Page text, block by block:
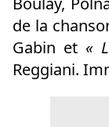
de la
Gabin et «
Reggiani.